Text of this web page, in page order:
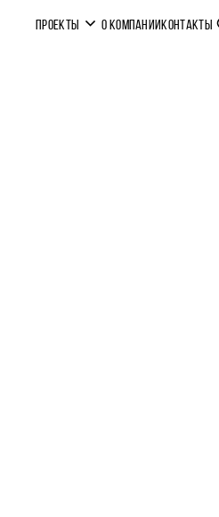
ПРОЕКТЫ О КОМПАНИИКОНТАКТЫ